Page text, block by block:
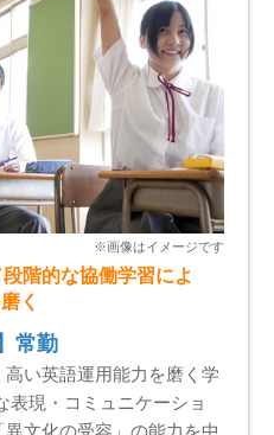
階的な協働学習によ
く
常勤
い英語運用能力を磨く学
表現・コミュニケーショ